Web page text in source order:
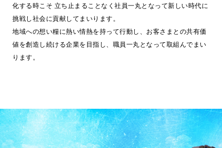
化する時こそ 立ち止まることなく社員一丸となって新しい時代に
挑戦し社会に貢献してまいります。
地域への想い糧に熱い情熱を持って行動し、お客さまとの共有価
値を創造し続ける企業を目指し、職員一丸となって取組んでまい
ります。